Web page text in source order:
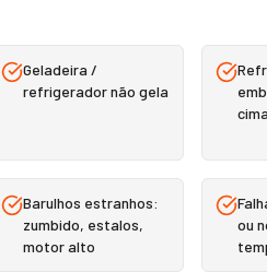
Geladeira /
refrigerador não gela
Barulhos estranhos:
zumbido, estalos,
motor alto
ou